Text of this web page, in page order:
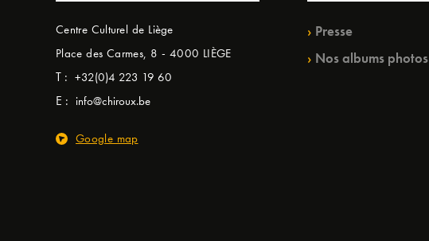
Centre Culturel de Liège
Place des Carmes, 8 - 4000 LIÈGE
T : +32(0)4 223 19 60
E : info@chiroux.be
Google map
Presse
Nos albums photos